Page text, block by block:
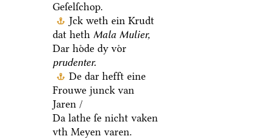
Geſelſchop.
Jck weth ein Krudt
dat heth Mala Mulier,
Dar hoͤde dy voͤr
prudenter.
De dar hefft eine
Frouwe junck van
Jaren /
Da lathe ſe nicht vaken
vth Meyen varen.